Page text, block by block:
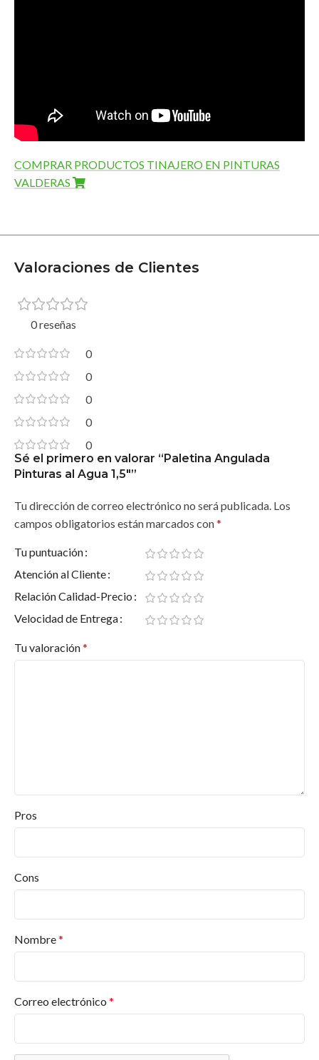
COMPRAR PRODUCTOS TINAJERO EN PINTURAS
VALDERAS
Valoraciones de Clientes
0 reseñas
0
0
0
0
0
Sé el primero en valorar “Paletina Angulada
Pinturas al Agua 1,5″”
Tu dirección de correo electrónico no será publicada. Los
campos obligatorios están marcados con*
Tu puntuación
Atención al Cliente
Relación Calidad-Precio
Velocidad de Entrega
Tu valoración*
Pros
Cons
Nombre*
Correo electrónico *